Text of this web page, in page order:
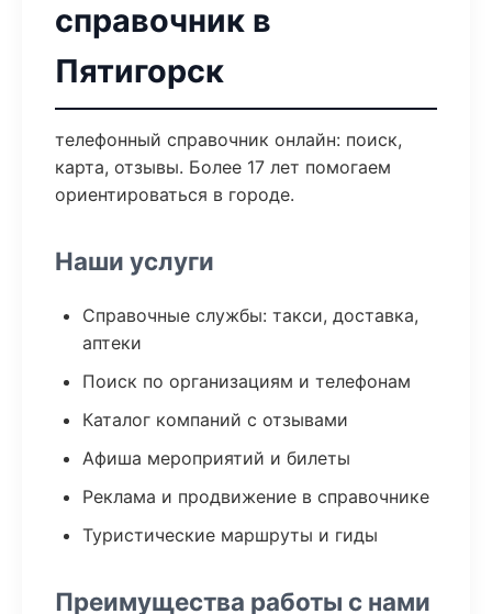
справочник в
Пятигорск
телефонный справочник онлайн: поиск,
карта, отзывы. Более 17 лет помогаем
ориентироваться в городе.
Наши услуги
Справочные службы: такси, доставка,
аптеки
Поиск по организациям и телефонам
Каталог компаний с отзывами
Афиша мероприятий и билеты
Реклама и продвижение в справочнике
Туристические маршруты и гиды
Преимущества работы с нами